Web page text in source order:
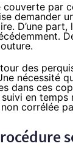
couverte par
demander
D’une
.
des
nécessité
dans ces
en temps
corrélée